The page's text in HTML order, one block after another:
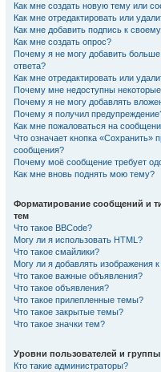
Как мне создать новую тему или
Как мне отредактировать или
Как мне добавить подпись к
Как мне создать опрос?
Почему я не могу добавить больше
ответа?
Как мне отредактировать или
Почему мне недоступны
Почему я не могу добавлять
Почему я получил
Как мне пожаловаться на
Что означает кнопка «Сохранить»
сообщения?
Почему моё сообщение требует
Как мне вновь поднять мою тему?
Форматирование сообщений и
тем
Что такое BBCode?
Могу ли я использовать HTML?
Что такое смайлики?
Могу ли я добавлять изображения
Что такое важные объявления?
Что такое объявления?
Что такое прилепленные темы?
Что такое закрытые темы?
Что такое значки тем?
Уровни пользователей и группы
Кто такие администраторы?